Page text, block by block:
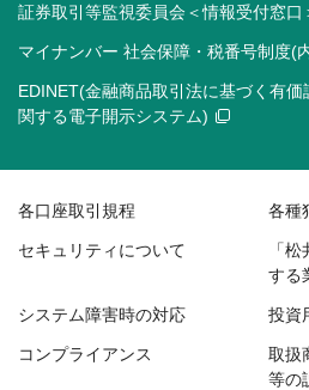
証券取引等監視委員会＜情報受付窓口
マイナンバー 社会保障・税番号制度(
EDINET(金融商品取引法に基づく有
関する電子開示システム)
各口座取引規程 各種
セキュリティについて
「
する
システム障害時の対応 投資
コンプライアンス
取扱
等の